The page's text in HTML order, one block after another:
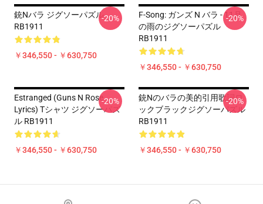
銃nバラ ジグソーパズル
RB1911
￥346,550 - ￥630,750
-20%
F-Song: ガンズ N バラ - 11月
の雨のジグソーパズル
RB1911
￥346,550 - ￥630,750
-20%
Estranged (Guns N Rose
Lyrics) Tシャツ ジグソーパズ
ル RB1911
￥346,550 - ￥630,750
-20%
銃nのバラの美的引用歌詞ロ
ックブラックジグソーパズル
RB1911
￥346,550 - ￥630,750
-20%